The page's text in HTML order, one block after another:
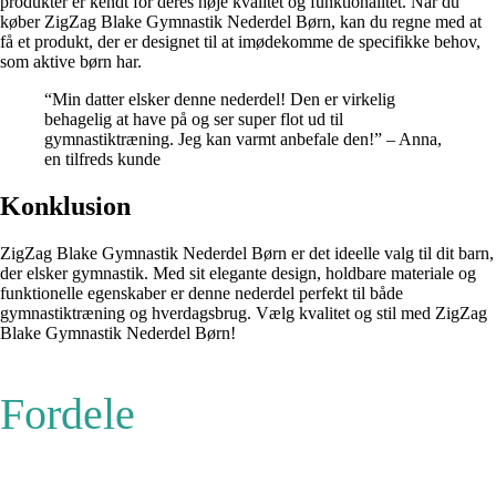
køber ZigZag Blake Gymnastik Nederdel Børn, kan du regne med at
få et produkt, der er designet til at imødekomme de specifikke behov,
som aktive børn har.
“Min datter elsker denne nederdel! Den er virkelig
behagelig at have på og ser super flot ud til
gymnastiktræning. Jeg kan varmt anbefale den!” – Anna,
en tilfreds kunde
Konklusion
ZigZag Blake Gymnastik Nederdel Børn er det ideelle valg til dit barn,
der elsker gymnastik. Med sit elegante design, holdbare materiale og
funktionelle egenskaber er denne nederdel perfekt til både
gymnastiktræning og hverdagsbrug. Vælg kvalitet og stil med ZigZag
Blake Gymnastik Nederdel Børn!
Fordele